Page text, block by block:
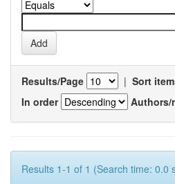
Results/Page | Sort
In order
Authors/
Results 1-1 of 1 (Search time: 0.0